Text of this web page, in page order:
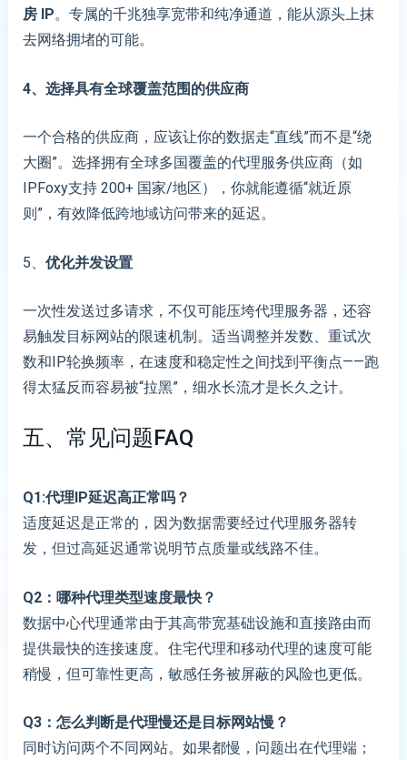
房 IP。专属的千兆独享宽带和纯净通道，能从源头上抹
去网络拥堵的可能。
4、选择具有全球覆盖范围的供应商
一个合格的供应商，应该让你的数据走“直线”而不是“绕
大圈”。选择拥有全球多国覆盖的代理服务供应商（如
IPFoxy支持 200+ 国家/地区），你就能遵循“就近原
则”，有效降低跨地域访问带来的延迟。
5、 优化并发设置
一次性发送过多请求，不仅可能压垮代理服务器，还容
易触发目标网站的限速机制。适当调整并发数、重试次
数和IP轮换频率，在速度和稳定性之间找到平衡点——跑
得太猛反而容易被“拉黑”，细水长流才是长久之计。
五、常见问题FAQ
Q1:代理IP延迟高正常吗？
适度延迟是正常的，因为数据需要经过代理服务器转
发，但过高延迟通常说明节点质量或线路不佳。
Q2：哪种代理类型速度最快？
数据中心代理通常由于其高带宽基础设施和直接路由而
提供最快的连接速度。住宅代理和移动代理的速度可能
稍慢，但可靠性更高，敏感任务被屏蔽的风险也更低。
Q3：怎么判断是代理慢还是目标网站慢？
同时访问两个不同网站。如果都慢，问题出在代理端；